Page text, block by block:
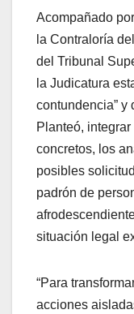
Acompañado
la Contraloría
del Tribunal
la Judicatura
contundencia” y
Planteó,
concretos, los
posibles
padrón de
situación legal
“Para
acciones